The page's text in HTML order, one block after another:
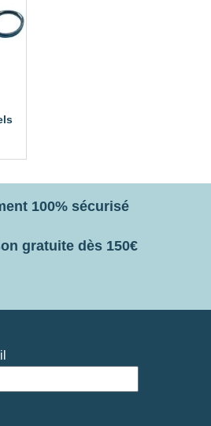
100% sécurisé
gratuite dès 150€